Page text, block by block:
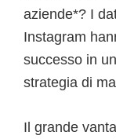
aziende*? I
Instagram
successo in
strategia di
Il grande